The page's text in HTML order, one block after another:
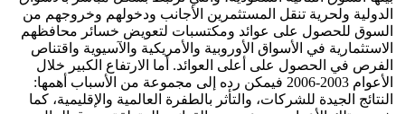
الدولية ولحرية تنقل المستثمرين الأجانب ودخولهم وخروجهم من
السوق للحصول على عوائد ومكتسبات لتعويض خسائر محافظهم
الاستثمارية في الأسواق الأوروبية والأمريكية والآسيوية واقتناص
الفرص في الحصول على أعلى العوائد. أما الارتفاع الكبير خلال
الأعوام 2003-2006 فيمكن رده إلى مجموعة من الأسباب أهمها:
النتائج الجيدة للشركات، والتأثر بالطفرة العالمية والإقليمية، كما